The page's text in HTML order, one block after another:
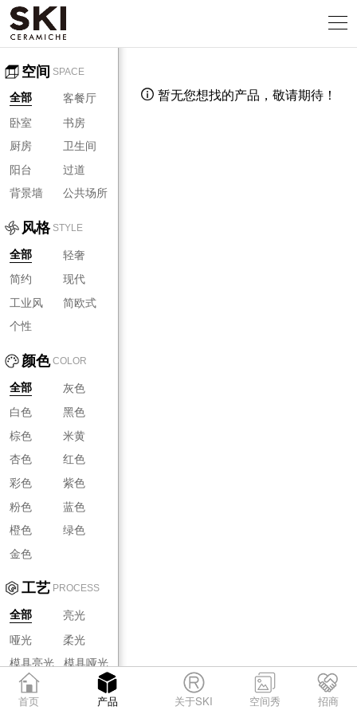
空间 SPACE
全部
客餐厅
卧室
书房
厨房
卫生间
阳台
过道
背景墙
公共场所
风格 STYLE
全部
轻奢
简约
现代
工业风
简欧式
个性
颜色 COLOR
全部
灰色
白色
黑色
棕色
米黄
杏色
红色
彩色
紫色
粉色
蓝色
橙色
绿色
金色
工艺 PROCESS
全部
亮光
哑光
柔光
模具亮光 模具哑光
模具柔光
 暂无您想找的产品，敬请期待！
首页 产品 关于SKI 空间秀 招商